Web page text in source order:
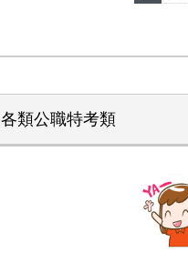
各類公職特考類